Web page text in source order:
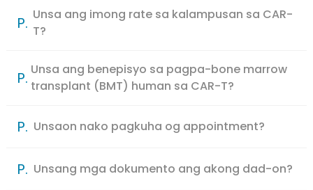
P. Unsa ang imong rate sa kalampusan sa CAR-
T?
P. Unsa ang benepisyo sa pagpa-bone marrow
transplant (BMT) human sa CAR-T?
P. Unsaon nako pagkuha og appointment?
P. Unsang mga dokumento ang akong dad-on?